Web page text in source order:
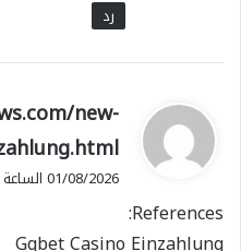
رد
ي
ق
و
ل
new-
01/08/2026 الساعة 15:24
References:
Ggbet Casino Einzahlung